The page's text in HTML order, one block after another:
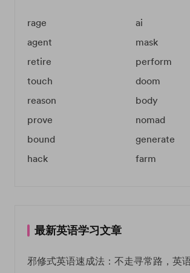
rage
ai
agent
mask
retire
perform
touch
doom
reason
body
prove
nomad
bound
generate
hack
farm
最新英语学习文章
邪修式英语速成法：不走寻常路，英